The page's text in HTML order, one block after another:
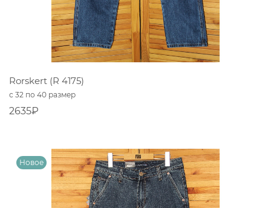
Rorskert (R 4175)
с 32 по 40 размер
2635₽